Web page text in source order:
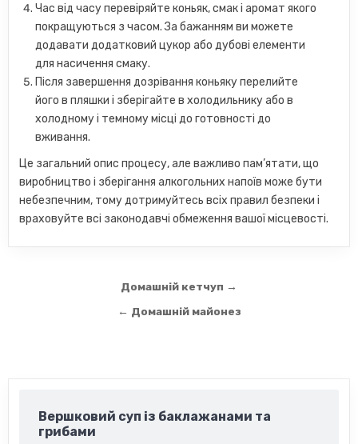
Час від часу перевіряйте коньяк, смак і аромат якого
покращуються з часом. За бажанням ви можете
додавати додатковий цукор або дубові елементи
для насичення смаку.
Після завершення дозрівання коньяку перелийте
його в пляшки і зберігайте в холодильнику або в
холодному і темному місці до готовності до
вживання.
Це загальний опис процесу, але важливо пам’ятати, що
виробництво і зберігання алкогольних напоїв може бути
небезпечним, тому дотримуйтесь всіх правил безпеки і
враховуйте всі законодавчі обмеження вашої місцевості.
НавігаціяДомашній кетчуп →
← Домашній майонез
Вершковий суп із баклажанами та
грибами